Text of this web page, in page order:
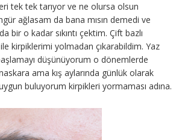
tek tek tarıyor ve ne olursa olsun
ağlasam da bana mısın demedi ve
bir o kadar sıkıntı çektim. Çift bazlı
kirpiklerimi yolmadan çıkarabildim. Yaz
düşünüyorum o dönemlerde
ama kış aylarında günlük olarak
buluyorum kirpikleri yormaması adına.